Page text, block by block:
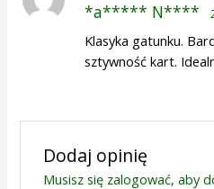
4na 5
*a***** N****
Klasyka gatunku.
sztywność kart.
Dodaj opinię
Musisz się zalogować, aby